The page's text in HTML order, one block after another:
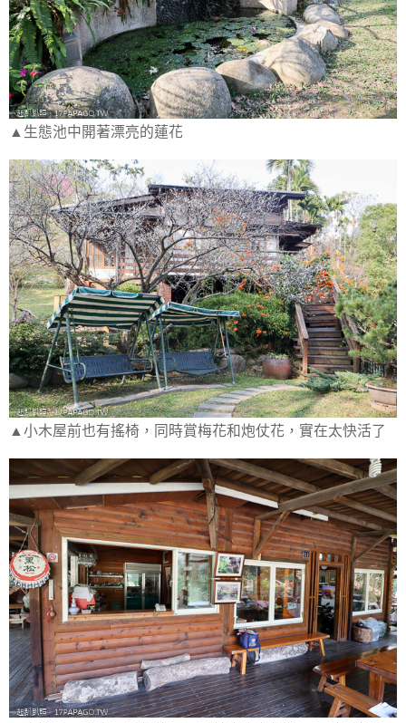
▲生態池中開著漂亮的蓮花
▲小木屋前也有搖椅，同時賞梅花和炮仗花，實在太快活了